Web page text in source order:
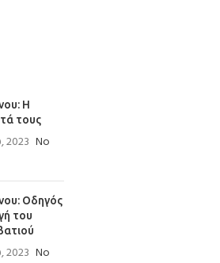
Η
τους
2023 No
Οδηγός
του
2023 No